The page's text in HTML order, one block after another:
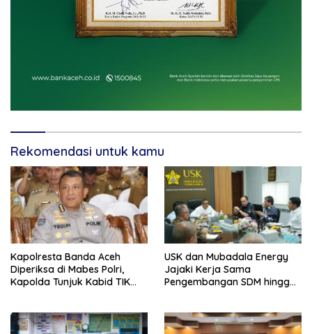
Rekomendasi untuk kamu
Kapolresta Banda Aceh
Diperiksa di Mabes Polri,
Kapolda Tunjuk Kabid TIK
USK dan Mubadala Energy
Jajaki Kerja Sama
Pengembangan SDM hingga